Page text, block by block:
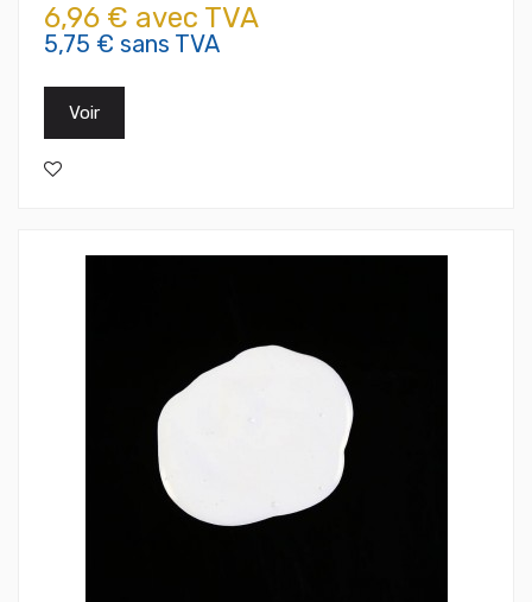
6,96 € avec TVA
5,75 € sans TVA
Voir